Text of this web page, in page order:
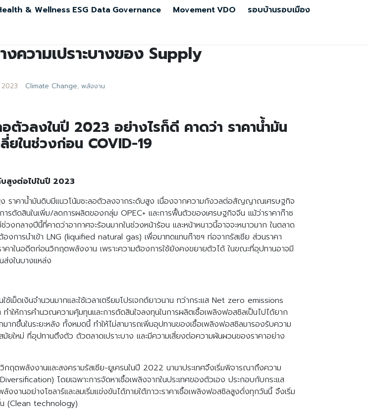
& Wellness ESG Data Governance MovementVDO รอบบ้านรอบเมือง
ความเปราะบางของ Supply
Climate Change, พลังงาน
ตัวลงในปี 2023 อย่างไรก็ดี คาดว่า ราคาน้ำมัน
ยในช่วงก่อน COVID-19
สูงต่อไปในปี 2023
ราคาน้ำมันดิบมีแนวโน้มชะลอตัวลงจากระดับสูง เนื่องจากความกังวลต่อสัญญาณเศรษฐกิจ
ดสินในเพิ่ม/ลดการผลิตของกลุ่ม OPEC+ และการฟื้นตัวของเศรษฐกิจจีน แม้ว่าราคาก๊าซ
กลางปีนี้ที่คาดว่าอากาศจะร้อนมากในช่วงหน้าร้อน และหน้าหนาวนี้อาจจะหนาวมาก ในตลาด
การนำเข้า LNG (liquified natural gas) เพื่อมาทดแทนก๊าซฯ ท่อจากรัสเซีย ส่วนราคา
คาในอดีตก่อนวิกฤตพลังงาน เพราะความต้องการใช้ยังคงขยายตัวได้ ในขณะที่อุปทานอาจมี
งในบางแหล่ง
ม็ดเงินจำนวนมากและใช้เวลาเตรียมโปรเจกต์ยาวนาน ทว่ากระแส Net zero emissions
ำให้การคำนวณความคุ้มทุนและการตัดสินใจลงทุนในการผลิตเชื้อเพลิงฟอสซิลเป็นไปได้ยาก
ากขึ้นในระยะหลัง ทั้งหมดนี้ ทำให้ไม่สามารถเพิ่มอุปทานของเชื้อเพลิงฟอสซิลมารองรับความ
ใหม่ ที่อุปทานตึงตัว ตัวตลาดเปราะบาง และมีความเสี่ยงต่อความผันผวนของราคาอย่าง
ตพลังงานและสงครามรัสเซีย-ยูเครนในปี 2022 นานาประเทศจึงเริ่มพิจารณาถึงความ
โดยเฉพาะการจัดหาเชื้อเพลิงจากในประเทศของตัวเอง ประกอบกับกระแส
านอย่างโซลาร์และลมเริ่มแข่งขันได้ภายใต้ภาวะราคาเชื้อเพลิงฟอสซิลสูงดั่งทุกวันนี้ จึงเริ่ม
น (Clean technology)